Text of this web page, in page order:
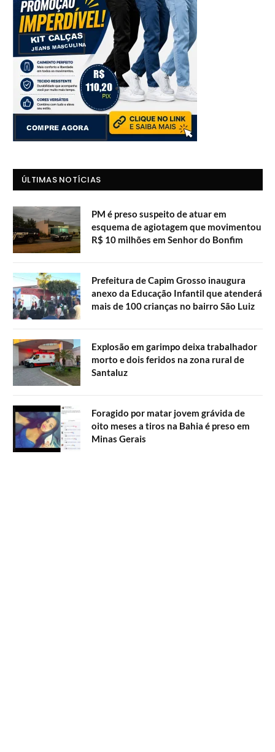
ÚLTIMAS NOTÍCIAS
PM é preso suspeito de atuar em
esquema de agiotagem que movimentou
R$ 10 milhões em Senhor do Bonfim
Prefeitura de Capim Grosso inaugura
anexo da Educação Infantil que atenderá
mais de 100 crianças no bairro São Luiz
Explosão em garimpo deixa trabalhador
morto e dois feridos na zona rural de
Santaluz
Foragido por matar jovem grávida de
oito meses a tiros na Bahia é preso em
Minas Gerais